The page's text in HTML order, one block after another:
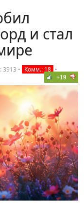
и стал
3913 • Комм.: 18 •
+19